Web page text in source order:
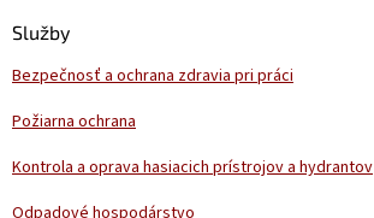
Služby
Bezpečnosť a ochrana zdravia pri práci
Požiarna ochrana
Kontrola a oprava hasiacich prístrojov a hydrantov